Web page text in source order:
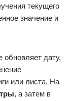
текущего
значение и
обновляет дату,
или листа. На
, а затем в